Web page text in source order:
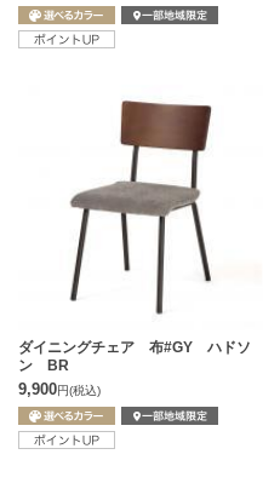
ダイニングチェア 布#GY ハドソ
ン BR
9,900円(税込)